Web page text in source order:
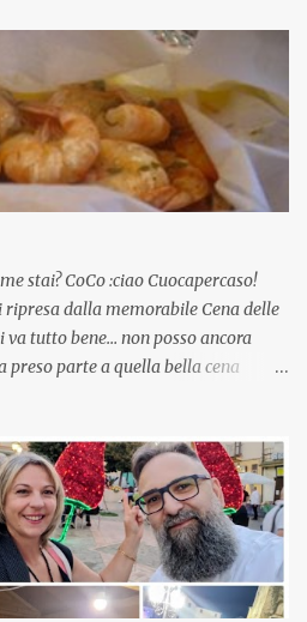
stai? CoCo :ciao Cuocapercaso!
ripresa dalla memorabile Cena delle
va tutto bene… non posso ancora
preso parte a quella bella cena
io avrò ospiti e cerco degli spunti...
domenica prossima non preparo
di fine anno organizzato dai
Una bella idea! Cuocapercaso :
a fine anno e tirare le somme…
insieme, con grande convivialità!